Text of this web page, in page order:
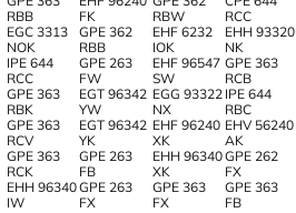
RBB
FK
RBW
RCC
EGC 3313
NOK
GPE 362
RBB
EHF 6232
IOK
EHH 93320
NK
IPE 644
RCC
GPE 263
FW
EHF 96547
SW
GPE 363
RCB
GPE 363
RBK
EGT 96342
YW
EGG 93322
NX
IPE 644
RBC
GPE 363
RCV
EGT 96342
YK
EHF 96240
XK
EHV 56240
AK
GPE 363
RCK
GPE 263
FB
EHH 96340
XK
GPE 262
FX
EHH 96340
IW
GPE 263
FX
GPE 363
FX
GPE 363
FB